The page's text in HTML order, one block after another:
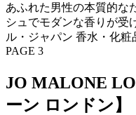
あふれた男性の本質的な
シュでモダンな香りが受
ル・ジャパン 香水・化粧
PAGE 3
JO MALONE
ーン ロンドン】